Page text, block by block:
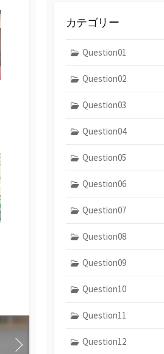
カテゴリー
Question01
Question02
Question03
Question04
Question05
Question06
Question07
Question08
Question09
Question10
Question11
Question12